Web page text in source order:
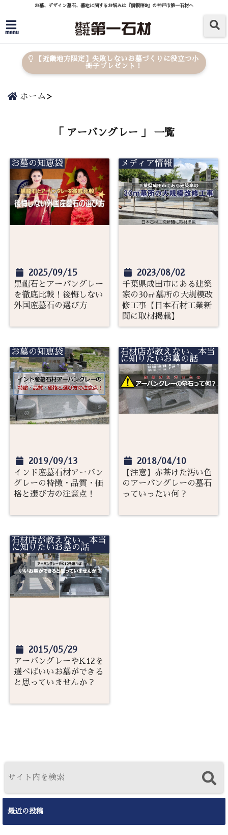
お墓、デザイン墓石、墓地に関するお悩みは『信頼棺®』の神戸市第一石材へ
menu
【近畿地方限定】失敗しないお墓づくりに役立つ小
冊子プレゼント！
ホーム
「 アーバングレー 」 一覧
お墓の知恵袋
2025/09/15
黒龍石とアーバングレー
を徹底比較！後悔しない
外国産墓石の選び方
メディア情報
2023/08/02
千葉県成田市にある建築
家の30㎡墓所の大規模改
修工事【日本石材工業新
聞に取材掲載】
お墓の知恵袋
2019/09/13
インド産墓石材アーバン
グレーの特徴・品質・価
格と選び方の注意点！
石材店が教えない、本当
に知りたいお墓の話
2018/04/10
【注意】赤茶けた汚い色
のアーバングレーの墓石
っていったい何？
石材店が教えない、本当
に知りたいお墓の話
2015/05/29
アーバングレーやK12を
選べばいいお墓ができる
と思っていませんか？
最近の投稿